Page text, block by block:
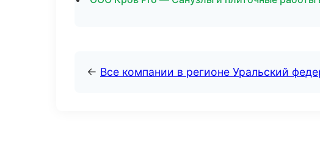
← Все компании в регионе Уральский